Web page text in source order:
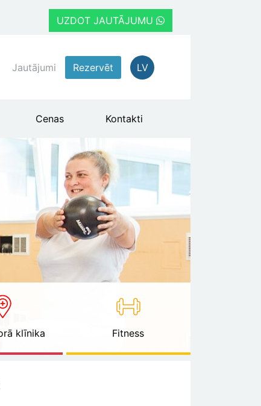
UZDOT JAUTĀJUMU
Jautājumi Rezervēt LV
Cenas Kontakti
klīnika Fitness